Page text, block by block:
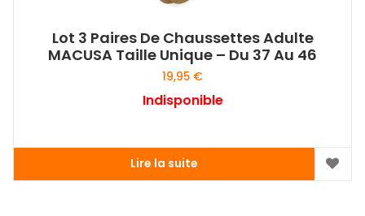
Lot 3 Paires De Chaussettes Adulte
MACUSA Taille Unique – Du 37 Au 46
19,95 €
Indisponible
Lire la suite